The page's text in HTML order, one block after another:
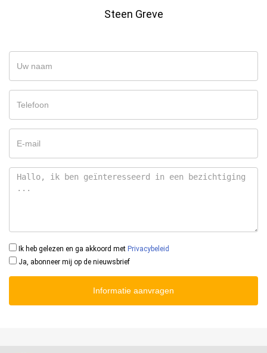
Steen Greve
Ik heb gelezen en ga akkoord met Privacybeleid
Ja, abonneer mij op de nieuwsbrief
Informatie aanvragen